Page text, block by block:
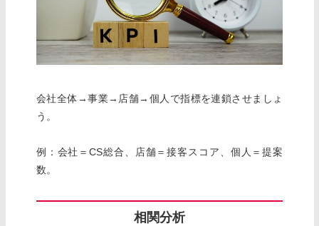
会社全体→事業→店舗→個人で指標を連鎖させましょ
う。
例：会社＝CS総合、店舗＝接客スコア、個人＝提案
数。
相関分析